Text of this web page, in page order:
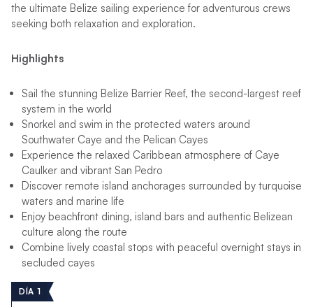
the ultimate Belize sailing experience for adventurous crews
seeking both relaxation and exploration.
Highlights
Sail the stunning Belize Barrier Reef, the second-largest reef
system in the world
Snorkel and swim in the protected waters around
Southwater Caye and the Pelican Cayes
Experience the relaxed Caribbean atmosphere of Caye
Caulker and vibrant San Pedro
Discover remote island anchorages surrounded by turquoise
waters and marine life
Enjoy beachfront dining, island bars and authentic Belizean
culture along the route
Combine lively coastal stops with peaceful overnight stays in
secluded cayes
DÍA 1